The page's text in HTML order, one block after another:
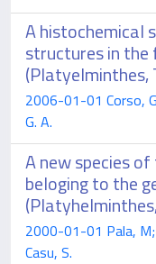
A histochemical
structures in
(Platyelminthes,
2006-01-01 Corso,
G. A.
A new species
beloging to the
2000-01-01 Pala, M;
Casu, S.